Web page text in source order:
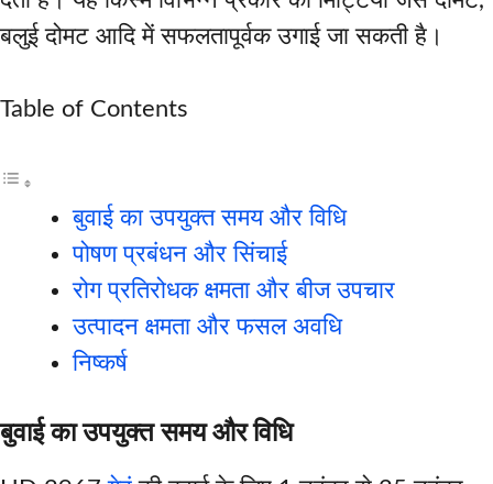
बलुई दोमट आदि में सफलतापूर्वक उगाई जा सकती है।
Table of Contents
बुवाई का उपयुक्त समय और विधि
पोषण प्रबंधन और सिंचाई
रोग प्रतिरोधक क्षमता और बीज उपचार
उत्पादन क्षमता और फसल अवधि
निष्कर्ष
बुवाई का उपयुक्त समय और विधि